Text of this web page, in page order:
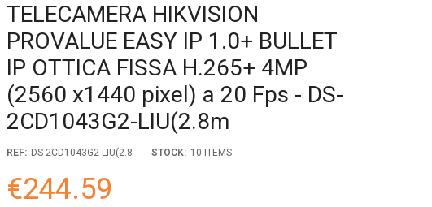
TELECAMERA HIKVISION
PROVALUE EASY IP 1.0+ BULLET
IP OTTICA FISSA H.265+ 4MP
(2560 x1440 pixel) a 20 Fps - DS-
2CD1043G2-LIU(2.8m
REF: DS-2CD1043G2-LIU(2.8 STOCK: 10 ITEMS
€244.59